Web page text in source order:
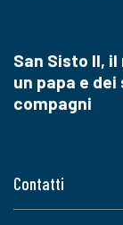
Contatti
San Sisto II,
un papa e dei
compagni